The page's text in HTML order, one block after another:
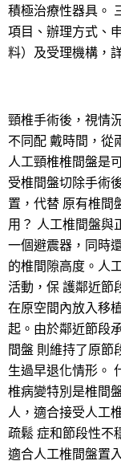
積極治療性器具。
項目、辦理方式、
料）及受理機構，
頸椎手術後，視情
不同配 戴時間，從
人工頸椎椎間盤是
受椎間盤切除手術
置，代替 原有椎間
用？ 人工椎間盤與
一個避震器，同時
的椎間隙高度。人
活動，保 護鄰近節
在原空間內放入移
起。由於鄰近節段
間盤 則維持了原節
生過早退化情形。
椎病變特別是椎間
人，適合接受人工
疏鬆 症和節段性不
適合人工椎間盤置